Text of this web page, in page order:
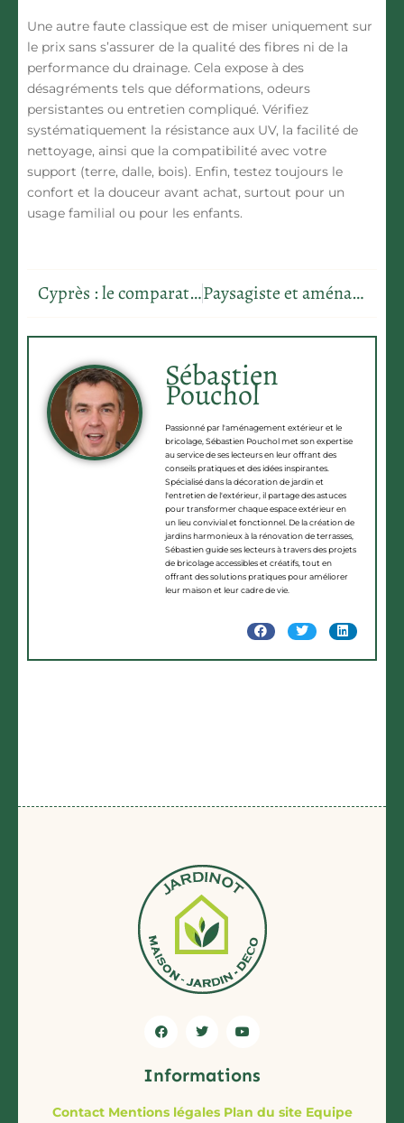
Une autre faute classique est de miser uniquement sur
le prix sans s’assurer de la qualité des fibres ni de la
performance du drainage. Cela expose à des
désagréments tels que déformations, odeurs
persistantes ou entretien compliqué. Vérifiez
systématiquement la résistance aux UV, la facilité de
nettoyage, ainsi que la compatibilité avec votre
support (terre, dalle, bois). Enfin, testez toujours le
confort et la douceur avant achat, surtout pour un
usage familial ou pour les enfants.
Cyprès : le comparatif des variétés pour isoler votre jardin efficacement Paysagiste et aménagement de jardin : créer un jardin esthétique et fonctionnel
Sébastien
Pouchol
Passionné par l'aménagement extérieur et le
bricolage, Sébastien Pouchol met son expertise
au service de ses lecteurs en leur offrant des
conseils pratiques et des idées inspirantes.
Spécialisé dans la décoration de jardin et
l'entretien de l'extérieur, il partage des astuces
pour transformer chaque espace extérieur en
un lieu convivial et fonctionnel. De la création de
jardins harmonieux à la rénovation de terrasses,
Sébastien guide ses lecteurs à travers des projets
de bricolage accessibles et créatifs, tout en
offrant des solutions pratiques pour améliorer
leur maison et leur cadre de vie.
Informations
Contact Mentions légales Plan du site Equipe